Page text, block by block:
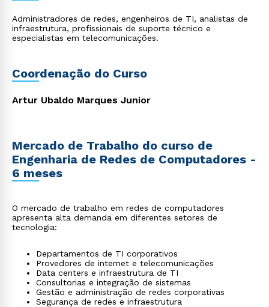
Administradores de redes, engenheiros de TI, analistas de
infraestrutura, profissionais de suporte técnico e
especialistas em telecomunicações.
Coordenação do Curso
Artur Ubaldo Marques Junior
Mercado de Trabalho do curso de
Engenharia de Redes de Computadores -
6 meses
O mercado de trabalho em redes de computadores
apresenta alta demanda em diferentes setores de
tecnologia:
Departamentos de TI corporativos
Provedores de internet e telecomunicações
Data centers e infraestrutura de TI
Consultorias e integração de sistemas
Gestão e administração de redes corporativas
Segurança de redes e infraestrutura